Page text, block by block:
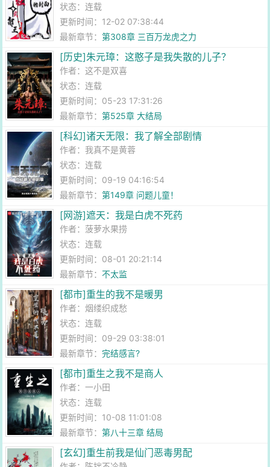
状态：连载
更新时间：12-02 07:38:44
最新章节：第308章 三百万龙虎之力
[历史]朱元璋：这憨子是我失散的儿子？
作者：这不是双喜
状态：连载
更新时间：05-23 17:31:26
最新章节：第525章 大结局
[科幻]诸天无限：我了解全部剧情
作者：我真不是黄蓉
状态：连载
更新时间：09-19 04:16:54
最新章节：第149章 问题儿童！
[网游]遮天：我是白虎不死药
作者： 菠萝水果捞
状态：连载
更新时间：08-01 20:21:14
最新章节：不太监
[都市]重生的我不是暖男
作者：烟缕织成愁
状态：连载
更新时间：09-29 03:38:01
最新章节：完结感言?
[都市]重生之我不是商人
作者：一小田
状态：连载
更新时间：10-08 11:01:08
最新章节：第八十三章 结局
[玄幻]重生前我是仙门恶毒男配